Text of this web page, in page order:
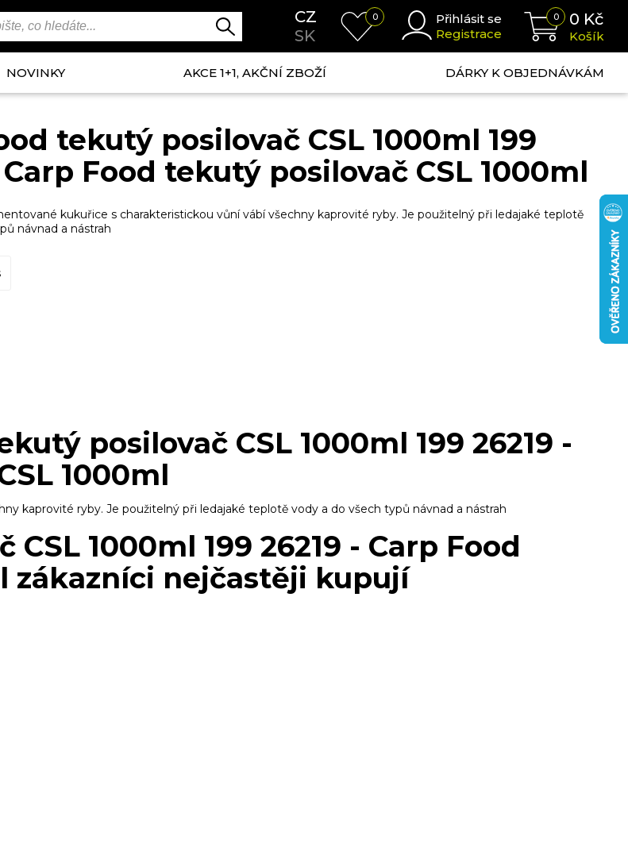
CZ
SK
0
Přihlásit se
Registrace
0 0 Kč
Košík
NOVINKY AKCE 1+1, AKČNÍ ZBOŽÍ DÁRKY K OBJEDNÁVKÁM
tekutý posilovač CSL 1000ml 199
Carp Food tekutý posilovač CSL 1000ml
kukuřice s charakteristickou vůní vábí všechny kaprovité ryby. Je použitelný při ledajaké teplotě
návnad a nástrah
posilovač CSL 1000ml 199 26219 -
1000ml
kaprovité ryby. Je použitelný při ledajaké teplotě vody a do všech typů návnad a nástrah
1000ml 199 26219 - Carp Food
zákazníci nejčastěji kupují